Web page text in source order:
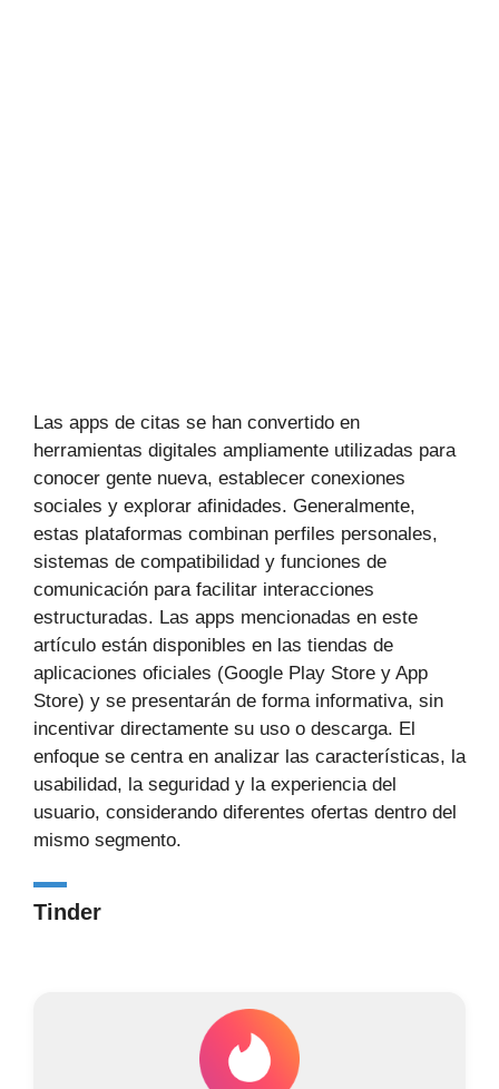
Las apps de citas se han convertido en
herramientas digitales ampliamente utilizadas para
conocer gente nueva, establecer conexiones
sociales y explorar afinidades. Generalmente,
estas plataformas combinan perfiles personales,
sistemas de compatibilidad y funciones de
comunicación para facilitar interacciones
estructuradas. Las apps mencionadas en este
artículo están disponibles en las tiendas de
aplicaciones oficiales (Google Play Store y App
Store) y se presentarán de forma informativa, sin
incentivar directamente su uso o descarga. El
enfoque se centra en analizar las características, la
usabilidad, la seguridad y la experiencia del
usuario, considerando diferentes ofertas dentro del
mismo segmento.
Tinder